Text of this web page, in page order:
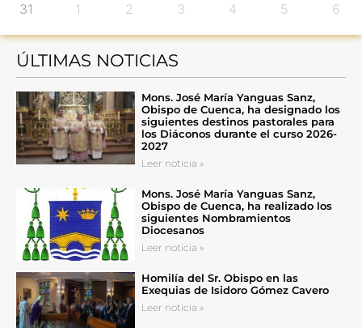
31 1 2 3 4 5 6
ÚLTIMAS NOTICIAS
Mons. José María Yanguas Sanz,
Obispo de Cuenca, ha designado los
siguientes destinos pastorales para
los Diáconos durante el curso 2026-
2027
Leer noticia »
Mons. José María Yanguas Sanz,
Obispo de Cuenca, ha realizado los
siguientes Nombramientos
Diocesanos
Leer noticia »
Homilía del Sr. Obispo en las
Exequias de Isidoro Gómez Cavero
Leer noticia »